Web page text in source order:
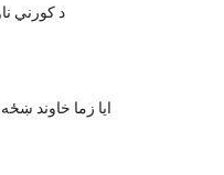
د کورني
ایا زما خاوند